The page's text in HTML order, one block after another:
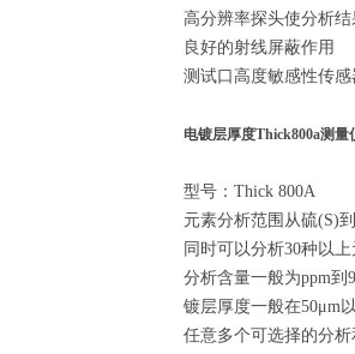
高分辨率探头使分析
良好的射线屏蔽作用
测试口高度敏感性传
电镀层厚度Thick800a测量
型号：Thick 800A
元素分析范围从硫(S)
同时可以分析30种以
分析含量一般为ppm到
镀层厚度一般在50μm
任意多个可选择的分